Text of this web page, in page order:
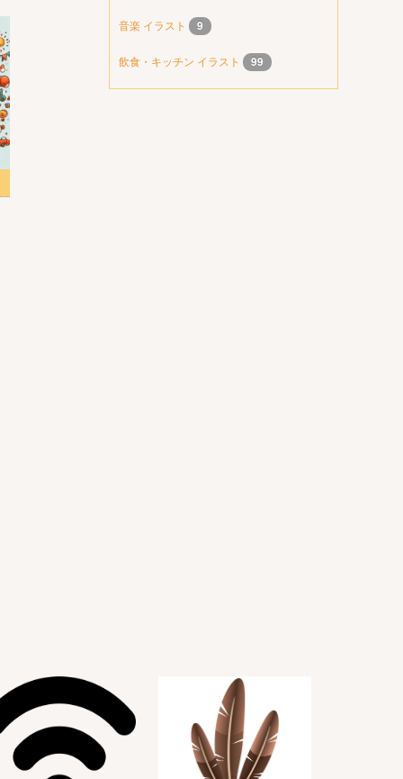
音楽 イラスト 9
飲食・キッチン イラスト 99